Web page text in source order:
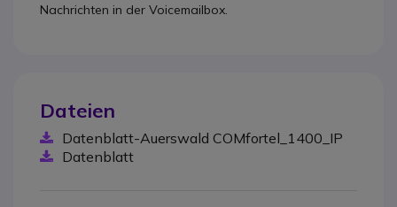
Nachrichten in der Voicemailbox.
Dateien
Datenblatt-Auerswald COMfortel_1400_IP
Datenblatt